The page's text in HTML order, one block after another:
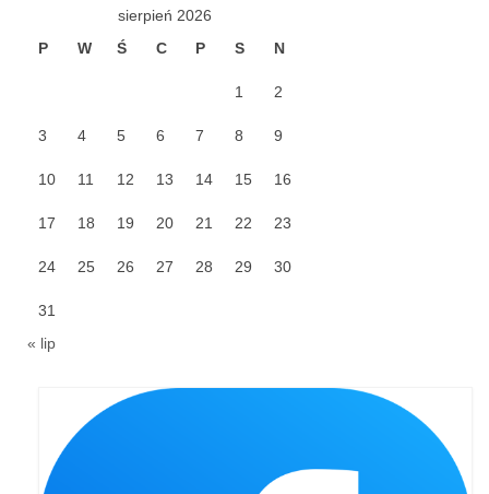
Galerie 2024
Niedziela Palmowa 24.03.2024
Wigilia Paschalna 30.03.2024
Odpust 2024
Galerie 2023
Bierzmowanie 27.11.2023
Niedziela Palmowa 2023
sierpień 2026
P
W Ś C P S N
1 2
3 4 5 6 7 8 9
10 11 12 13 14 15 16
17 18 19 20 21 22 23
24 25 26 27 28 29 30
31
« lip